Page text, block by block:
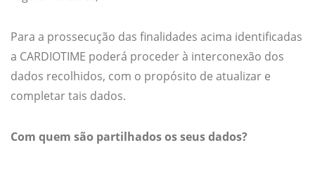
Para a prossecução das finalidades acima identificadas
a CARDIOTIME poderá proceder à interconexão dos
dados recolhidos, com o propósito de atualizar e
completar tais dados.
Com quem são partilhados os seus dados?